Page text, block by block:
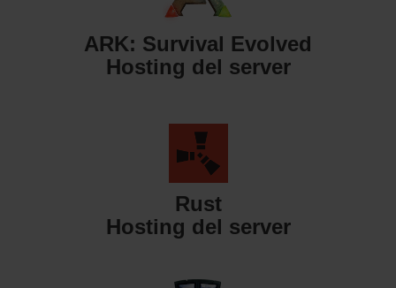
ARK: Survival Evolved
Hosting del server
Rust
Hosting del server